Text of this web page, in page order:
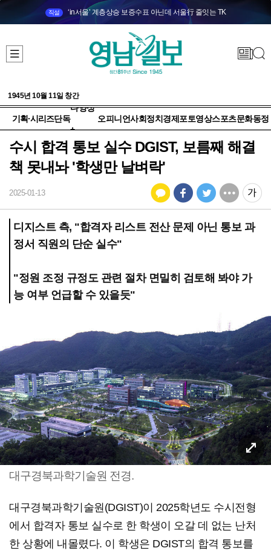
직설 ‘in서울’ 계층상승 보증수표 아닌데 서울行 줄잇는 TK
1945년 10월 11일 창간
기획·시리즈단독
다양성
+
오피니언사회정치 경제 포토영상스포츠문화동정
수시 합격 통보 실수 DGIST, 보름째 해결
책 못내놔 '학생만 날벼락'
2025-01-13
디지스트 측, "합격자 리스트 전산 문제 아닌 통보 과
정서 직원의 단순 실수"
"정원 조정 규정도 관련 절차 면밀히 검토해 봐야 가
능 여부 언급할 수 있을듯"
대구경북과학기술원 전경.
대구경북과학기술원(DGIST)이 2025학년도 수시전형
에서 합격자 통보 실수로 한 학생이 오갈 데 없는 난처
한 상황에 내몰렸다. 이 학생은 DGIST의 합격 통보를